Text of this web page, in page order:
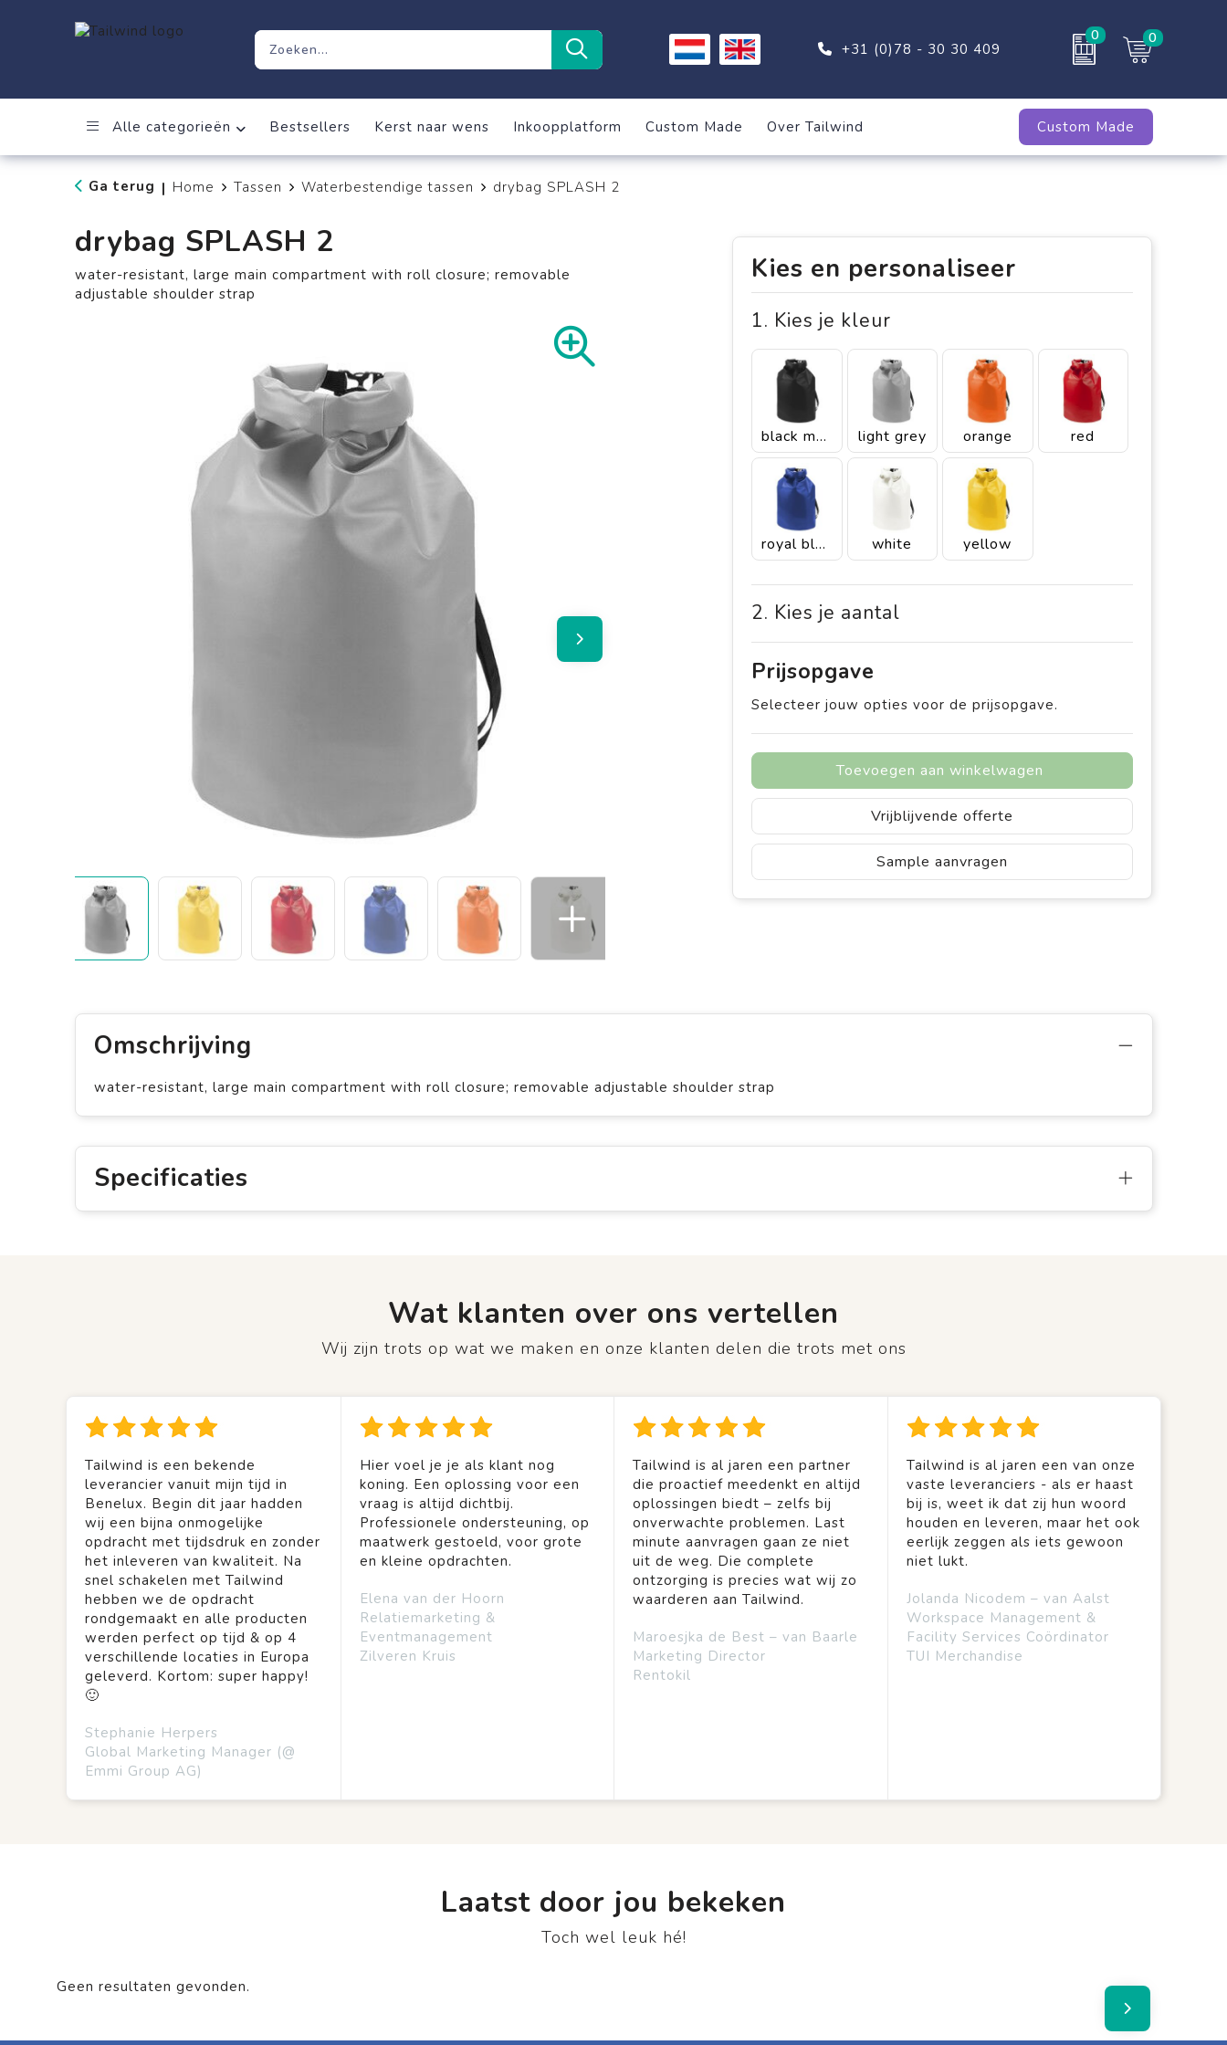
+31 (0)78 - 30 30 409
0 0
Alle categorieën Bestsellers Kerst naar wens Inkoopplatform Custom Made Over Tailwind Custom Made
Ga terug | Home Tassen Waterbestendige tassen drybag SPLASH 2
drybag SPLASH 2
water-resistant, large main compartment with roll closure; removable
adjustable shoulder strap
Kies en personaliseer
1. Kies je kleur
black matt light grey orange red
royal blue white yellow
2. Kies je aantal
Prijsopgave
Selecteer jouw opties voor de prijsopgave.
Toevoegen aan winkelwagen
Vrijblijvende offerte
Sample aanvragen
Omschrijving
water-resistant, large main compartment with roll closure; removable adjustable shoulder strap
Specificaties
Wat klanten over ons vertellen
Wij zijn trots op wat we maken en onze klanten delen die trots met ons
Tailwind is een bekende
leverancier vanuit mijn tijd in
Benelux. Begin dit jaar hadden
wij een bijna onmogelijke
opdracht met tijdsdruk en zonder
het inleveren van kwaliteit. Na
snel schakelen met Tailwind
hebben we de opdracht
rondgemaakt en alle producten
werden perfect op tijd & op 4
verschillende locaties in Europa
geleverd. Kortom: super happy!
🙂
Stephanie Herpers
Global Marketing Manager (@
Emmi Group AG)
Hier voel je je als klant nog
koning. Een oplossing voor een
vraag is altijd dichtbij.
Professionele ondersteuning, op
maatwerk gestoeld, voor grote
en kleine opdrachten.
Elena van der Hoorn
Relatiemarketing &
Eventmanagement
Zilveren Kruis
Tailwind is al jaren een partner
die proactief meedenkt en altijd
oplossingen biedt – zelfs bij
onverwachte problemen. Last
minute aanvragen gaan ze niet
uit de weg. Die complete
ontzorging is precies wat wij zo
waarderen aan Tailwind.
Maroesjka de Best – van Baarle
Marketing Director
Rentokil
Tailwind is al jaren een van onze
vaste leveranciers - als er haast
bij is, weet ik dat zij hun woord
houden en leveren, maar het ook
eerlijk zeggen als iets gewoon
niet lukt.
Jolanda Nicodem – van Aalst
Workspace Management &
Facility Services Coördinator
TUI Merchandise
Laatst door jou bekeken
Toch wel leuk hé!
Geen resultaten gevonden.